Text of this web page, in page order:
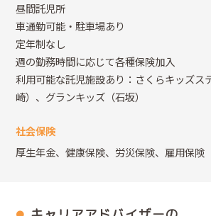
昼間託児所
車通勤可能・駐車場あり
定年制なし
週の勤務時間に応じて各種保険加入
利用可能な託児施設あり：さくらキッズス
崎）、グランキッズ（石坂）
社会保険
厚生年金、健康保険、労災保険、雇用保険